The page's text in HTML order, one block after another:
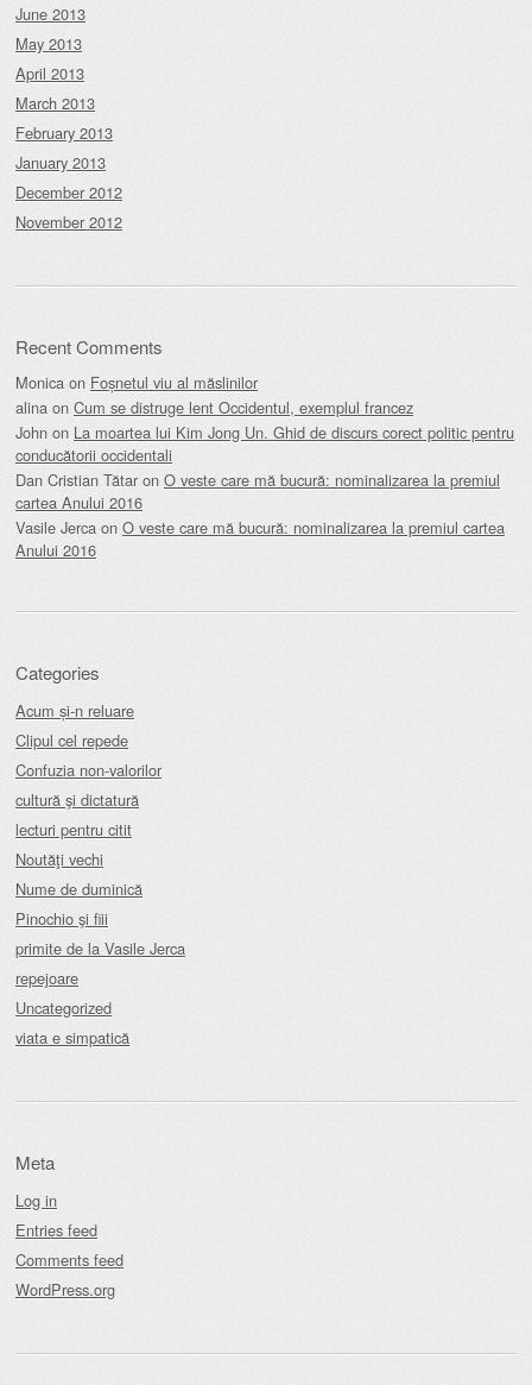
June 2013
May 2013
April 2013
March 2013
February 2013
January 2013
December 2012
November 2012
Recent Comments
Monica on Foșnetul viu al măslinilor
alina on Cum se distruge lent Occidentul, exemplul francez
John on La moartea lui Kim Jong Un. Ghid de discurs corect politic pentru
conducătorii occidentali
Dan Cristian Tătar on O veste care mă bucură: nominalizarea la premiul
cartea Anului 2016
Vasile Jerca on O veste care mă bucură: nominalizarea la premiul cartea
Anului 2016
Categories
Acum și-n reluare
Clipul cel repede
Confuzia non-valorilor
cultură şi dictatură
lecturi pentru citit
Noutăţi vechi
Nume de duminică
Pinochio şi fiii
primite de la Vasile Jerca
repejoare
Uncategorized
viata e simpatică
Meta
Log in
Entries feed
Comments feed
WordPress.org